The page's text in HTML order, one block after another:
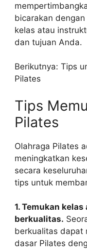
bicarakan
kelas atau
dan tujuan Anda.
Berikutnya: Tips
Pilates
Tips
Pilates
Olahraga Pilates
meningkatkan
secara
tips untuk
1. Temukan
berkualitas.
berkualitas dapat
dasar Pilates